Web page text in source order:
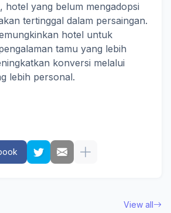
hotel yang belum mengadopsi
tertinggal dalam persaingan.
hotel untuk
tamu yang lebih
konversi melalui
lebih personal.
View all